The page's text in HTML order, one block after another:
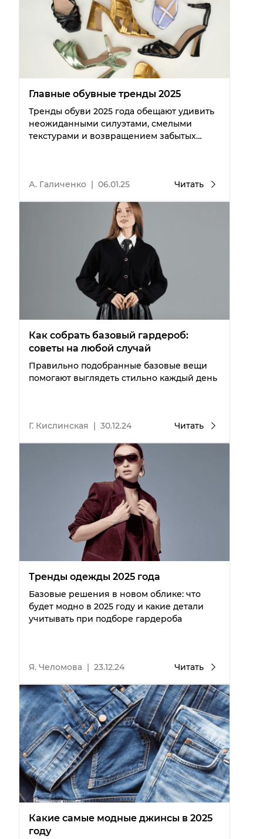
Главные обувные тренды 2025
Тренды обуви 2025 года обещают удивить
неожиданными силуэтами, смелыми
текстурами и возвращением забытых
А. Галиченко | 06.01.25 Читать
Как собрать базовый гардероб:
советы на любой случай
Правильно подобранные базовые вещи
помогают выглядеть стильно каждый день
Г. Кислинская | 30.12.24 Читать
Тренды одежды 2025 года
Базовые решения в новом облике: что
будет модно в 2025 году и какие детали
учитывать при подборе гардероба
Я. Челомова | 23.12.24 Читать
Какие самые модные джинсы в 2025
году